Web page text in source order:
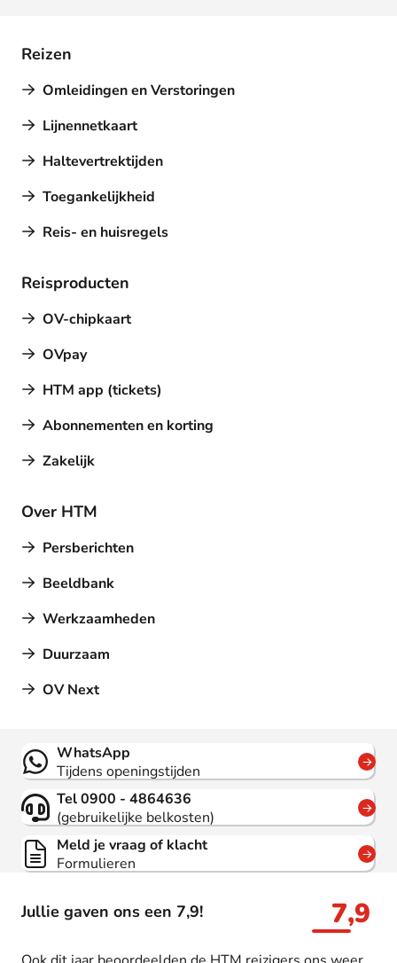
Reizen
Omleidingen en Verstoringen
Lijnennetkaart
Haltevertrektijden
Toegankelijkheid
Reis- en huisregels
Reisproducten
OV-chipkaart
OVpay
HTM app (tickets)
Abonnementen en korting
Zakelijk
Over HTM
Persberichten
Beeldbank
Werkzaamheden
Duurzaam
OV Next
Jullie gaven ons een 7,9! 7,9
Contact
WhatsApp
Tijdens openingstijden
Tel 0900 - 4864636
(gebruikelijke belkosten)
Meld je vraag of klacht
Formulieren